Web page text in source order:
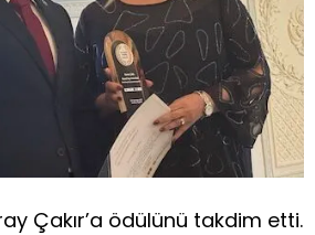
Çakır’a ödülünü takdim etti.